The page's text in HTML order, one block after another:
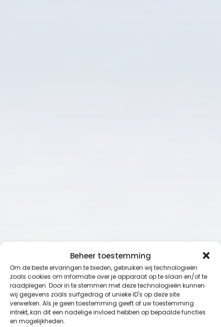
Beheer toestemming
Om de beste ervaringen te bieden, gebruiken wij technologieën
zoals cookies om informatie over je apparaat op te slaan en/of te
raadplegen. Door in te stemmen met deze technologieën kunnen
wij gegevens zoals surfgedrag of unieke ID's op deze site
verwerken. Als je geen toestemming geeft of uw toestemming
intrekt, kan dit een nadelige invloed hebben op bepaalde functies
en mogelijkheden.
Home»Uncategorized»Dunlop Galactica
Lite plus tas review: compacte bundel